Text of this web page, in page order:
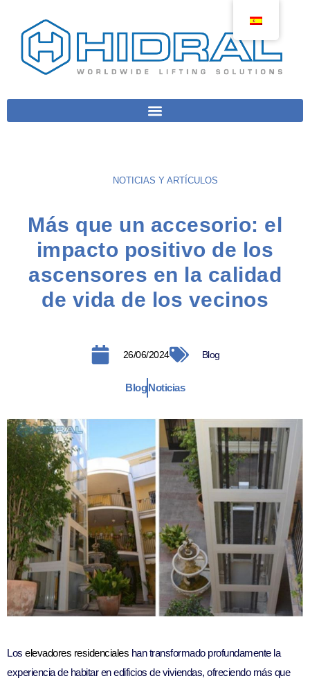
NOTICIAS Y ARTÍCULOS
Más que un accesorio: el
impacto positivo de los
ascensores en la calidad
de vida de los vecinos
26/06/2024 Blog
BlogNoticias
Los elevadores residenciales han transformado profundamente la
experiencia de habitar en edificios de viviendas, ofreciendo más que